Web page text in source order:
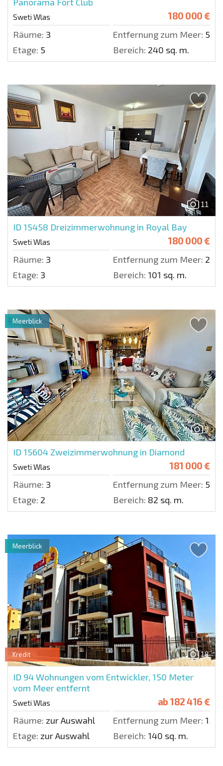
Sweti Wlas 180 000 €
Räume: 3 Entfernung zum Meer: 50
Etage: 5 Bereich: 240 sq. m.
11
ID 15458 Dreizimmerwohnung in Royal Bay
Sweti Wlas 180 000 €
Räume: 3 Entfernung zum Meer: 200
Etage: 3 Bereich: 101 sq. m.
9
ID 15604 Zweizimmerwohnung in Diamond
Sweti Wlas 181 000 €
Räume: 3 Entfernung zum Meer: 50
Etage: 2 Bereich: 82 sq. m.
Meerblick
18
Kredit
ID 94Wohnungen vom Entwickler, 150 Meter
vom Meer entfernt
Sweti Wlas ab182 416 €
Räume: zur Auswahl Entfernung zum Meer: 150
Etage: zur Auswahl Bereich: 140 sq. m.
Meerblick